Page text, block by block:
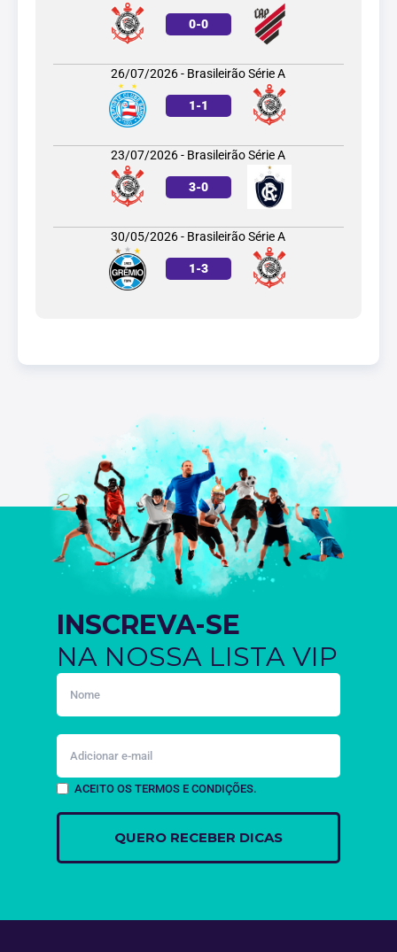
0-0
26/07/2026 - Brasileirão Série A
1-1
23/07/2026 - Brasileirão Série A
3-0
30/05/2026 - Brasileirão Série A
1-3
INSCREVA-SE
NA NOSSA LISTA VIP
ACEITO OS TERMOS E CONDIÇÕES.